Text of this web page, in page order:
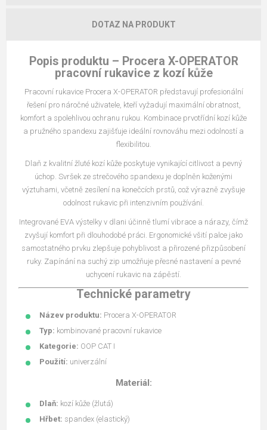
DOTAZ NA PRODUKT
Popis produktu – Procera X-OPERATOR
pracovní rukavice z kozí kůže
Pracovní rukavice Procera X-OPERATOR představují profesionální
řešení pro náročné uživatele, kteří vyžadují maximální obratnost,
komfort a spolehlivou ochranu rukou. Kombinace prvotřídní kozí kůže
a pružného spandexu zajišťuje ideální rovnováhu mezi odolností a
flexibilitou.
Dlaň z kvalitní žluté kozí kůže poskytuje vynikající citlivost a pevný
úchop. Svršek ze strečového spandexu je doplněn koženými
výztuhami, včetně zesílení na konečcích prstů, což výrazně zvyšuje
odolnost rukavic při intenzivním používání.
Integrované EVA výstelky v dlani účinně tlumí vibrace a nárazy, čímž
zvyšují komfort při dlouhodobé práci. Ergonomické všití palce jako
samostatného prvku zlepšuje pohyblivost a přirozené přizpůsobení
ruky. Zapínání na suchý zip umožňuje přesné nastavení a pevné
uchycení rukavic na zápěstí.
Technické parametry
Název produktu: Procera X-OPERATOR
Typ: kombinované pracovní rukavice
Kategorie: OOP CAT I
Použití: univerzální
Materiál:
Dlaň: kozí kůže (žlutá)
Hřbet: spandex (elastický)